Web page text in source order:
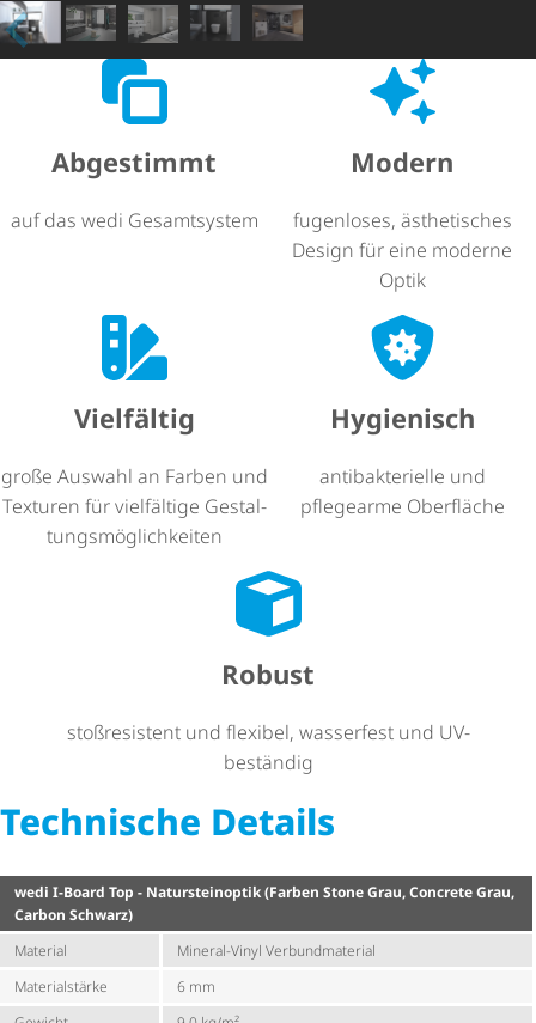
Abgestimmt
auf das wedi Gesamtsystem
Modern
fugenloses, ästhetisches
Design für eine moderne
Optik
Vielfältig
große Auswahl an Farben und
Texturen für vielfältige Gestal­
tungs­mög­lich­keiten
Hygienisch
anti­bak­te­ri­elle und
pflegearme Oberfläche
Robust
stoßresistent und flexibel, wasserfest und UV-
beständig
Technische Details
wedi I-Board Top - Natur­stein­optik (Farben Stone Grau, Concrete Grau,
Carbon Schwarz)
Material
Mineral-Vinyl Verbund­ma­te­rial
Materialstärke
6 mm